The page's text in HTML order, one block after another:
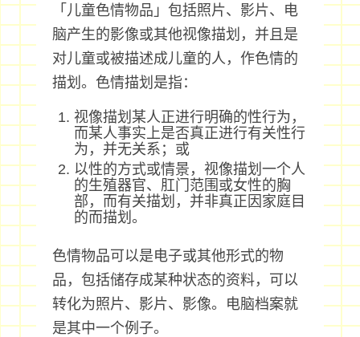
「儿童色情物品」包括照片、影片、电
脑产生的影像或其他视像描划，并且是
对儿童或被描述成儿童的人，作色情的
描划。色情描划是指：
视像描划某人正进行明确的性行为，
而某人事实上是否真正进行有关性行
为，并无关系；或
以性的方式或情景，视像描划一个人
的生殖器官、肛门范围或女性的胸
部，而有关描划，并非真正因家庭目
的而描划。
色情物品可以是电子或其他形式的物
品，包括储存成某种状态的资料，可以
转化为照片、影片、影像。电脑档案就
是其中一个例子。